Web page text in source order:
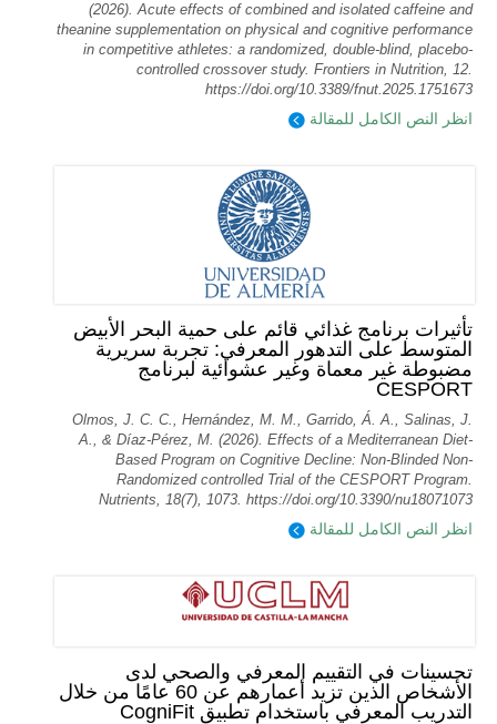
(2026). Acute effects of combined and isolated caffeine and
theanine supplementation on physical and cognitive performance
in competitive athletes: a randomized, double-blind, placebo-
controlled crossover study. Frontiers in Nutrition, 12.
https://doi.org/10.3389/fnut.2025.1751673
انظر النص الكامل للمقالة
تأثيرات برنامج غذائي قائم على حمية البحر الأبيض
المتوسط على التدهور المعرفي: تجربة سريرية
مضبوطة غير معماة وغير عشوائية لبرنامج
CESPORT
Olmos, J. C. C., Hernández, M. M., Garrido, Á. A., Salinas, J.
A., & Díaz-Pérez, M. (2026). Effects of a Mediterranean Diet-
Based Program on Cognitive Decline: Non-Blinded Non-
Randomized controlled Trial of the CESPORT Program.
Nutrients, 18(7), 1073. https://doi.org/10.3390/nu18071073
انظر النص الكامل للمقالة
تحسينات في التقييم المعرفي والصحي لدى
الأشخاص الذين تزيد أعمارهم عن 60 عامًا من خلال
التدريب المعرفي باستخدام تطبيق CogniFit